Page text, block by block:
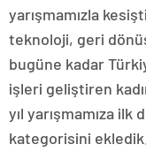
yarışmamızla
teknoloji, geri
bugüne kadar
işleri geliştiren
yıl yarışmamıza ilk
kategorisini ekledik.